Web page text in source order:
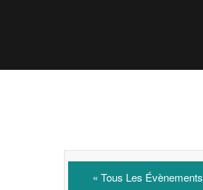
« Tous Les Évènements